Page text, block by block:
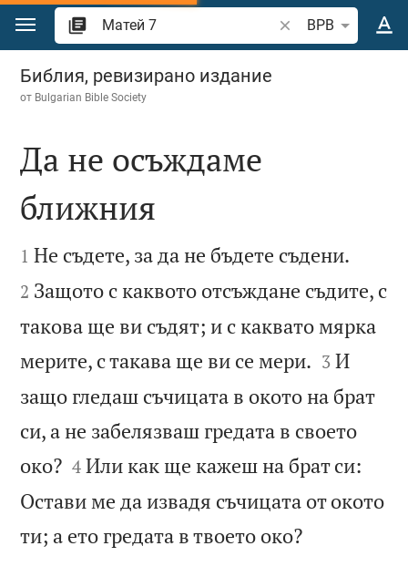
Преминете към съдържанието
Търсете стих или
BPB
Матей 7
Библия, ревизирано издание
от Bulgarian Bible Society

Да не осъждаме
ближния

1 Не съдете, за да не бъдете съдени.
2 Защото с каквото отсъждане съдите, с
такова ще ви съдят; и с каквато мярка
мерите, с такава ще ви се мери. 

3 И
защо гледаш съчицата в окото на брат
си, а не забелязваш гредата в своето
око?
4 Или как ще кажеш на брат си:
Остави ме да извадя съчицата от окото
ти; а ето гредата в твоето око?